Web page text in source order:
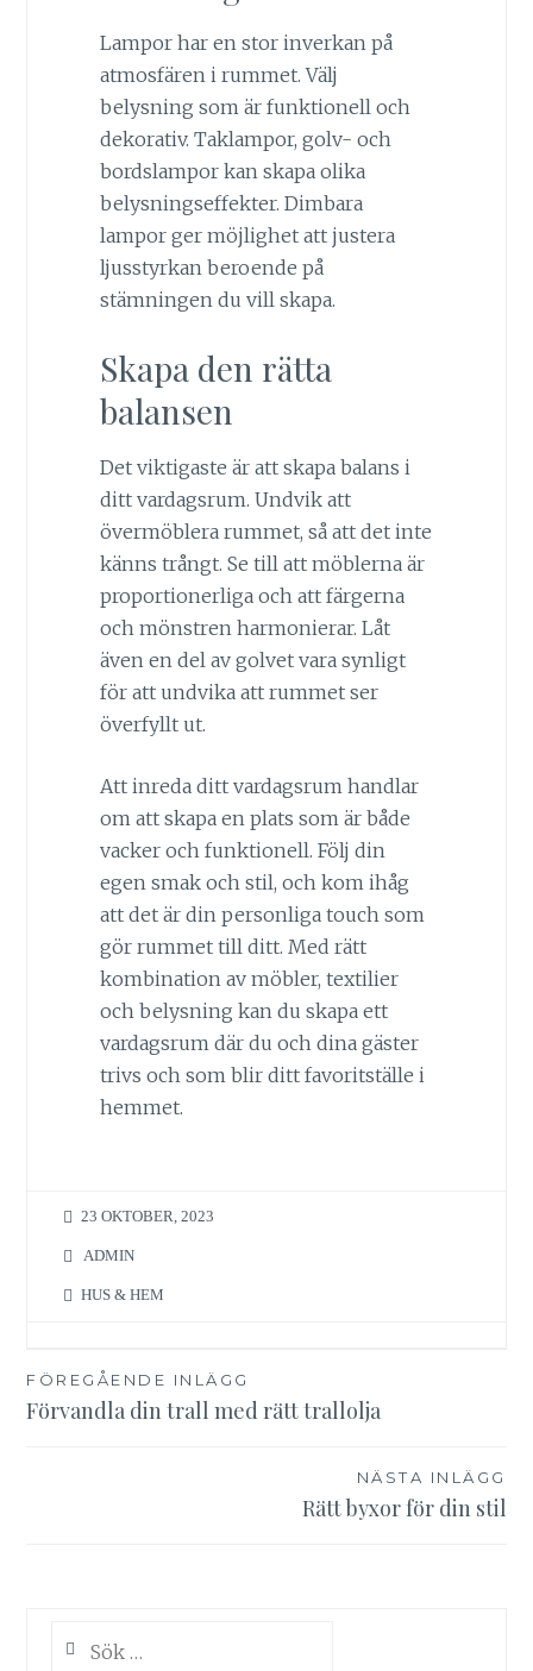
Lampor har en stor inverkan på
atmosfären i rummet. Välj
belysning som är funktionell och
dekorativ. Taklampor, golv- och
bordslampor kan skapa olika
belysningseffekter. Dimbara
lampor ger möjlighet att justera
ljusstyrkan beroende på
stämningen du vill skapa.
Skapa den rätta
balansen
Det viktigaste är att skapa balans i
ditt vardagsrum. Undvik att
övermöblera rummet, så att det inte
känns trångt. Se till att möblerna är
proportionerliga och att färgerna
och mönstren harmonierar. Låt
även en del av golvet vara synligt
för att undvika att rummet ser
överfyllt ut.
Att inreda ditt vardagsrum handlar
om att skapa en plats som är både
vacker och funktionell. Följ din
egen smak och stil, och kom ihåg
att det är din personliga touch som
gör rummet till ditt. Med rätt
kombination av möbler, textilier
och belysning kan du skapa ett
vardagsrum där du och dina gäster
trivs och som blir ditt favoritställe i
hemmet.
23 OKTOBER, 2023
ADMIN
HUS & HEM
Inläggsnavigering
FÖREGÅENDE INLÄGG
Förvandla din trall med rätt trallolja
NÄSTA INLÄGG
Rätt byxor för din stil
efter: